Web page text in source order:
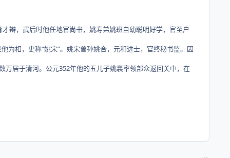
辩，武后时他任地官尚书，姚寿弟姚班自幼聪明好学，官至户
相，史称“姚宋”。姚宋曾孙姚合，元和进士，官终秘书监。因
居于清河。公元352年他的五儿子姚襄率领部众返回关中，在